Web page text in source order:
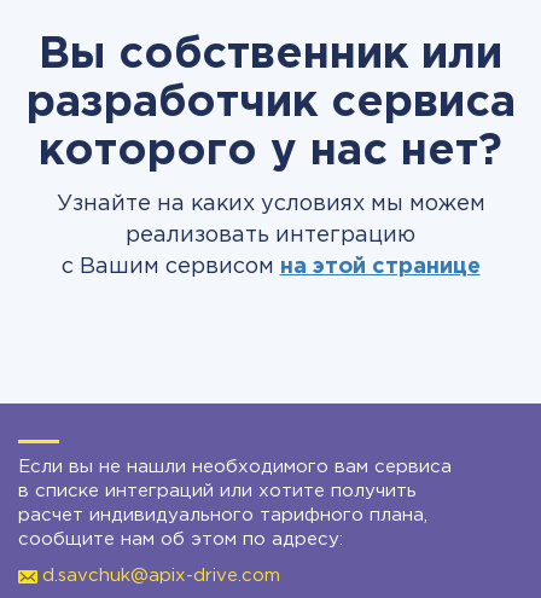
Вы собственник или
разработчик сервиса
которого у нас нет?
Узнайте на каких условиях мы можем
реализовать интеграцию
с Вашим сервисом на этой странице
Если вы не нашли необходимого вам сервиса
в списке интеграций или хотите получить
расчет индивидуального тарифного плана,
сообщите нам об этом по адресу:
d.savchuk@apix-drive.com